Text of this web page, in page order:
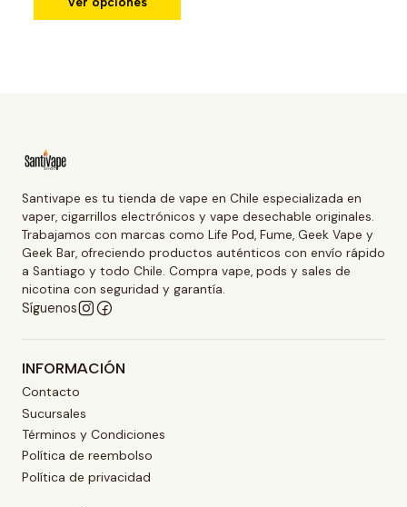
Santivape es tu tienda de vape en Chile especializada en
vaper, cigarrillos electrónicos y vape desechable originales.
Trabajamos con marcas como Life Pod, Fume, Geek Vape y
Geek Bar, ofreciendo productos auténticos con envío rápido
a Santiago y todo Chile. Compra vape, pods y sales de
nicotina con seguridad y garantía.
Síguenos
INFORMACIÓN
Contacto
Sucursales
Términos y Condiciones
Política de reembolso
Política de privacidad